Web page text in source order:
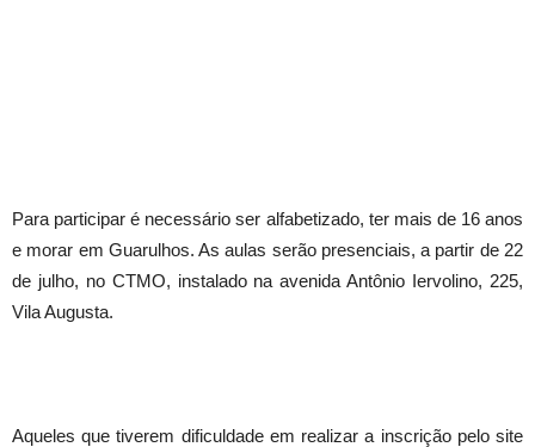
Para participar é necessário ser alfabetizado, ter mais de 16 anos
e morar em Guarulhos. As aulas serão presenciais, a partir de 22
de julho, no CTMO, instalado na avenida Antônio Iervolino, 225,
Vila Augusta.
Aqueles que tiverem dificuldade em realizar a inscrição pelo site